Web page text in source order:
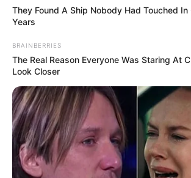
They Found A Ship Nobody Had Touched
Years
BRAINBERRIES
The Real Reason Everyone Was Staring At
Look Closer